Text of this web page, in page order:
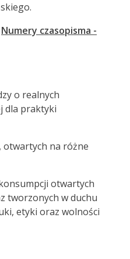
Numery czasopisma -
o realnych
dla praktyki
otwartych na różne
otwartych
tworzonych w duchu
etyki oraz wolności